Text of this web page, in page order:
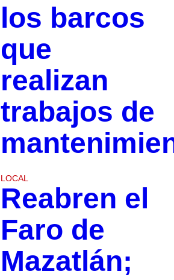
los barcos
que
realizan
trabajos de
LOCAL
Reabren el
Faro de
Mazatlán;